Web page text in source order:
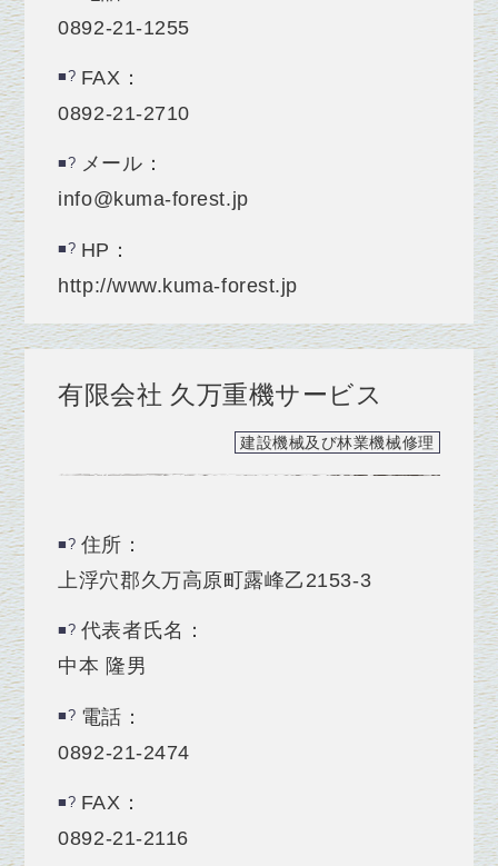
0892-21-1255
FAX：
0892-21-2710
メール：
info@kuma-forest.jp
HP：
http://www.kuma-forest.jp
有限会社 久万重機サービス
建設機械及び林業機械修理
住所：
上浮穴郡久万高原町露峰乙2153‐3
代表者氏名：
中本 隆男
電話：
0892-21-2474
FAX：
0892-21-2116